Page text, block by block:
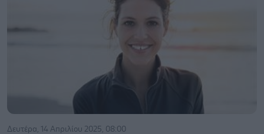
Δευτέρα, 14 Απριλίου 2025, 08:00